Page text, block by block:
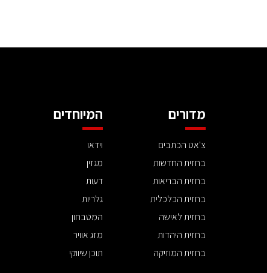
מדורים
צ'אט הכתבים
בחזית החדשות
בחזית הבריאות
בחזית הכלכלית
בחזית לאישה
בחזית היהדות
בחזית המוזיקה
המיוחדים
וידאו
מגזין
דעות
גלריות
המטבחון
מזג אוויר
תוכן שיווקי